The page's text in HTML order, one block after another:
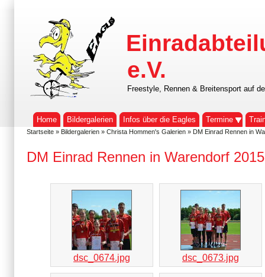
e.V.
Freestyle, Rennen & Breitensport auf
Home Bildergalerien Infos über die Eagles Termine
Startseite » Bildergalerien » Christa Hommen's Galerien » DM Einrad Rennen in
DM Einrad Rennen in Warendorf 2015
dsc_0674.jpg dsc_0673.jpg